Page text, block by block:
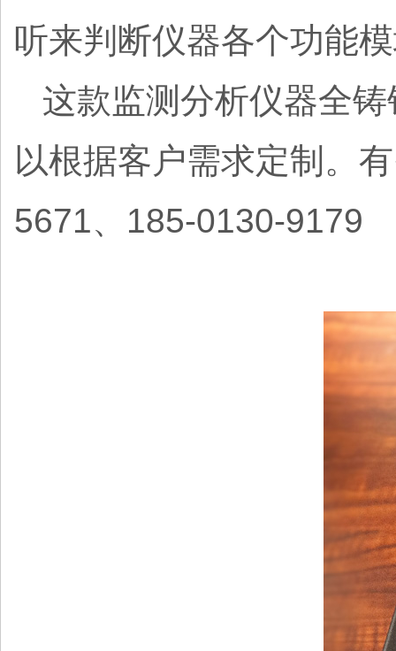
听来判断仪器各个功能
这款监测分析仪器全
以根据客户需求定制。
5671、185-0130-9179